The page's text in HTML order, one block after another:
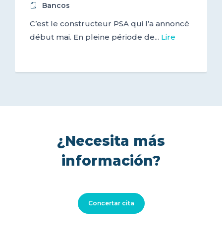
Bancos
C’est le constructeur PSA qui l’a annoncé
début mai. En pleine période de... Lire
¿Necesita más
información?
Concertar cita